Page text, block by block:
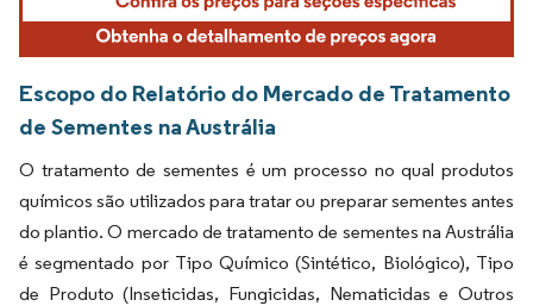
Escopo do Relatório do Mercado de Tratamento
de Sementes na Austrália
O tratamento de sementes é um processo no qual produtos
químicos são utilizados para tratar ou preparar sementes antes
do plantio. O mercado de tratamento de sementes na Austrália
é segmentado por Tipo Químico (Sintético, Biológico), Tipo
de Produto (Inseticidas, Fungicidas, Nematicidas e Outros